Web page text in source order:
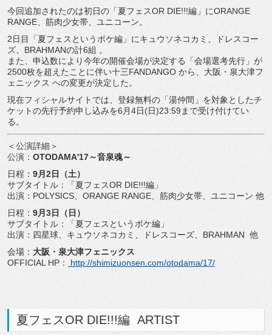
今回追加されたのは初日の「夏フェスOR DIE!!!編」にORANGE
RANGE、筋肉少女帯、ユニコーン。
2日目「夏フェスというボケ編」にキュウソネコカミ、ドレスコー
ズ、BRAHMANの計6組 。
また、申込数により今年の開催会場が決定する「会場選考先行」が
2500枚を超えたことに伴い十三FANDANGO から、大阪・泉大津フ
ェニックス への変更が決定した。
現在フィシャルサイトでは、登録無料の「湯仲間」を対象としたチ
ケットの先行予約申し込みを6月4日(日)23:59まで受け付けてい
る。
＜公演詳細＞
公演： OTODAMA'17～音泉魂～
日程： 9月2日（土）
サブタイトル：「夏フェスOR DIE!!!編」
出演：POLYSICS、ORANGE RANGE、筋肉少女帯、ユニコーン 他
日程： 9月3日（日）
サブタイトル：「夏フェスというボケ編」
出演：四星球、キュウソネコカミ、ドレスコーズ、BRAHMAN 他
会場： 大阪・泉大津フェニックス
OFFICIAL HP：
http://shimizuonsen.com/otodama/17/
夏フェスOR DIE!!!編 ARTIST